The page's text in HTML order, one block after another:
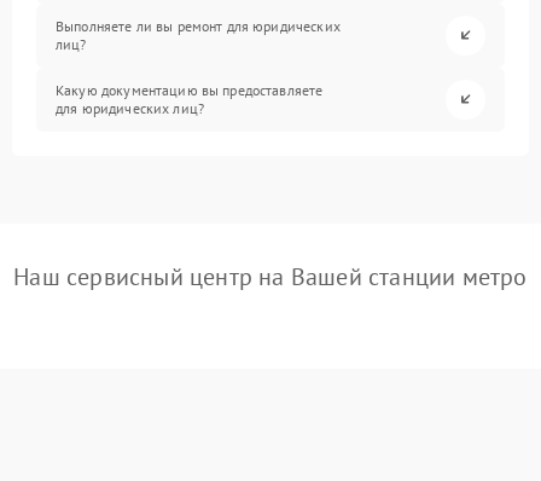
Выполняете ли вы ремонт для юридических
лиц?
Какую документацию вы предоставляете
для юридических лиц?
Наш сервисный центр на Вашей станции метро